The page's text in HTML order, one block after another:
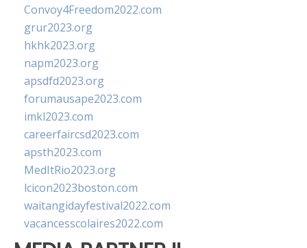
Convoy4Freedom2022.com
grur2023.org
hkhk2023.org
napm2023.org
apsdfd2023.org
forumausape2023.com
imkl2023.com
careerfaircsd2023.com
apsth2023.com
MedItRio2023.org
lcicon2023boston.com
waitangidayfestival2022.com
vacancesscolaires2022.com